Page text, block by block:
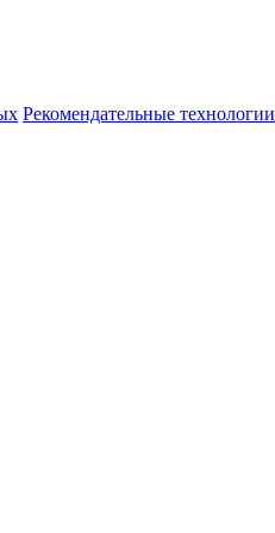
Рекомендательные технологии